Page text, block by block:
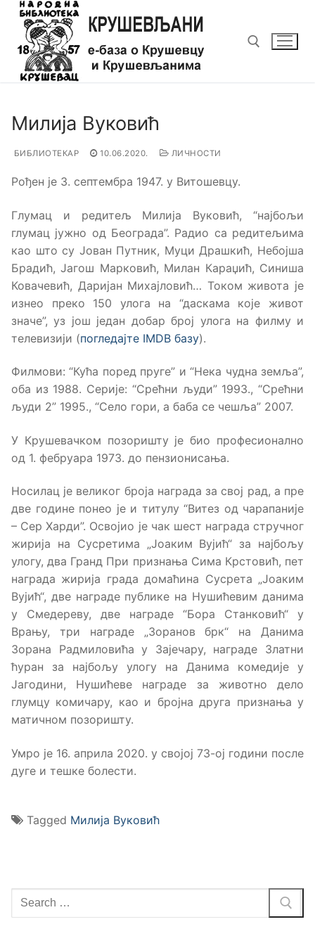
Прескочи
садржаја
Милија Вуковић
БИБЛИОТЕКАР 10.06.2020. ЛИЧНОСТИ
Рођен је 3. септембра 1947. у Витошевцу.
Глумац и редитељ Милија Вуковић, “најбољи
глумац јужно од Београда”. Радио са редитељима
као што су Јован Путник, Муци Драшкић, Небојша
Брадић, Јагош Марковић, Милан Караџић, Синиша
Ковачевић, Даријан Михајловић… Током живота је
изнео преко 150 улога на “даскама које живот
значе”, уз још један добар број улога на филму и
телевизији (погледајте IMDB базу).
Филмови: “Кућа поред пруге” и “Нека чудна земља”,
оба из 1988. Серије: “Срећни људи” 1993., “Срећни
људи 2” 1995., “Село гори, а баба се чешља” 2007.
У Крушевачком позоришту је био професионално
од 1. фебруара 1973. до пензионисања.
Носилац је великог броја награда за свој рад, а пре
две године понео је и титулу “Витез од чарапаније
– Сер Харди”. Освојио је чак шест награда стручног
жирија на Сусретима „Јоаким Вујић“ за најбољу
улогу, два Гранд При признања Сима Крстовић, пет
награда жирија града домаћина Сусрета „Јоаким
Вујић“, две награде публике на Нушићевим данима
у Смедереву, две награде “Бора Станковић“ у
Врању, три награде „Зоранов брк“ на Данима
Зорана Радмиловића у Зајечару, награде Златни
ћуран за најбољу улогу на Данима комедије у
Јагодини, Нушићеве награде за животно дело
глумцу комичару, као и бројна друга признања у
матичном позоришту.
Умро је 16. априла 2020. у својој 73-ој години после
дуге и тешке болести.
Tagged Милија Вуковић
Тражи
за: